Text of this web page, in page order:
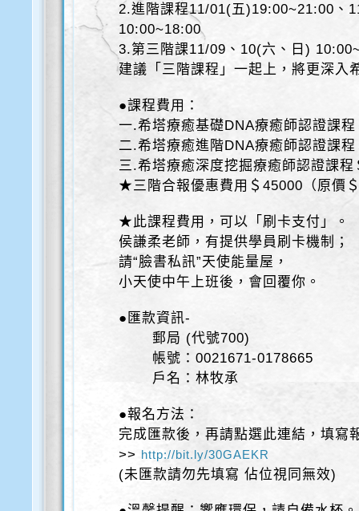
2.進階課程11/01(五)19:00~21:00、
10:00~18:00
3.第三階課11/09、10(六、日)
建議「三階課程」一起上，將更深入
●課程費用：
一.希塔療癒基礎DNA療癒師認證課
二.希塔療癒進階DNA療癒師認證課
三.希塔療癒深度挖掘療癒師認證課程
★三階合報優惠費用＄45000（原價
★此課程費用，可以「刷卡支付」。
侯謙柔老師，有提供學員刷卡機制；
請“臉書私訊”天使能量屋，
小天使中午上班後，會回覆你。
●匯款資訊-
郵局 (代號700)
帳號：0021671-0178665
戶名：林牧承
●報名方法：
完成匯款後，再請點選此連結，填寫
>> http://bit.ly/30GAEKR
(未匯款請勿先填寫 佔位視同無效)